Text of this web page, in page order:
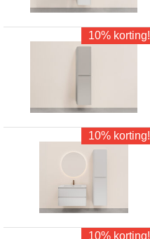
10% korting!
10% korting!
10% korting!